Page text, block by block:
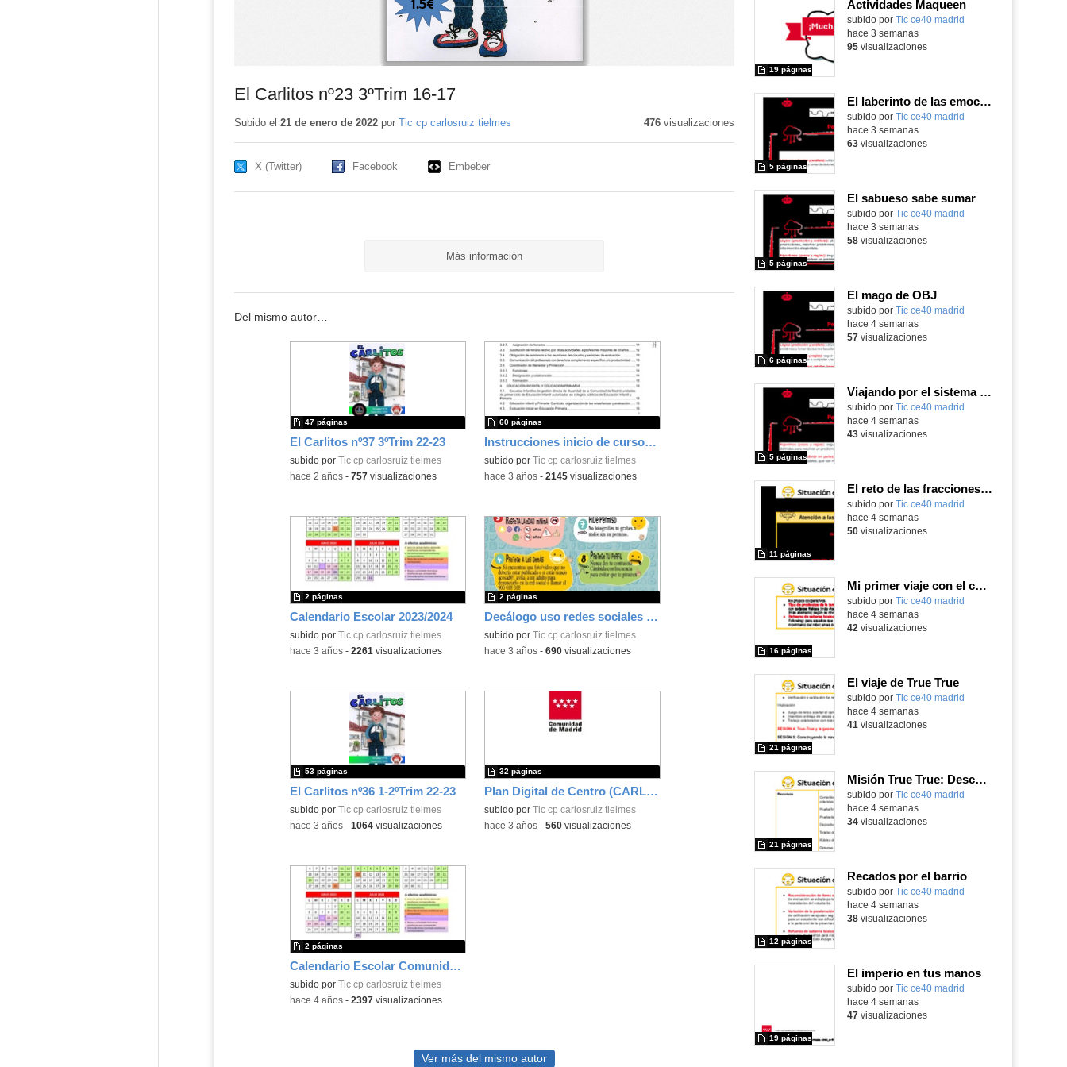
El Carlitos nº23 3ºTrim 16-17
Subido el 21 de enero de 2022por Tic cp carlosruiz tielmes 476visualizaciones
X (Twitter) Facebook Embeber
Más información
Del mismo autor…
El Carlitos nº37 3ºTrim 22-23
subido por Tic cp carlosruiz tielmes
47 páginas
-hace 2 años- 757visualizaciones
Instrucciones inicio de curso 2023/2024
subido por Tic cp carlosruiz tielmes
60 páginas
-hace 3 años- 2145visualizaciones
Calendario Escolar 2023/2024
subido por Tic cp carlosruiz tielmes
2 páginas
-hace 3 años- 2261 visualizaciones
Decálogo uso redes sociales (Tielmes)
subido por Tic cp carlosruiz tielmes
2 páginas
-hace 3 años- 690visualizaciones
El Carlitos nº36 1-2ºTrim 22-23
subido por Tic cp carlosruiz tielmes
53 páginas
-hace 3 años- 1064visualizaciones
Plan Digital de Centro (CARLOS RUIZ)
subido por Tic cp carlosruiz tielmes
32 páginas
-hace 3 años- 560visualizaciones
Calendario Escolar Comunidad de Madrid 22/23
subido por Tic cp carlosruiz tielmes
2 páginas
-hace 4 años- 2397visualizaciones
Ver más del mismo autor
Actividades Maqueen
Contenido educativo.
subido por Tic ce40 madrid
19 páginas
hace 3 semanas
95visualizaciones
El laberinto de las emociones
subido por Tic ce40 madrid
5 páginas
hace 3 semanas
63visualizaciones
El sabueso sabe sumar
subido por Tic ce40 madrid
5 páginas
hace 3 semanas
58visualizaciones
El mago de OBJ
subido por Tic ce40 madrid
6 páginas
hace 4 semanas
57visualizaciones
Viajando por el sistema solar
subido por Tic ce40 madrid
5 páginas
hace 4 semanas
43visualizaciones
El reto de las fracciones luminosas
subido por Tic ce40 madrid
11 páginas
hace 4 semanas
50visualizaciones
Mi primer viaje con el caballero de la Mancha
subido por Tic ce40 madrid
16 páginas
hace 4 semanas
42 visualizaciones
El viaje de True True
subido por Tic ce40 madrid
21 páginas
hace 4 semanas
41 visualizaciones
Misión True True: Descubriendo el Sistema Solar
subido por Tic ce40 madrid
21 páginas
hace 4 semanas
34visualizaciones
Recados por el barrio
subido por Tic ce40 madrid
12 páginas
hace 4 semanas
38visualizaciones
El imperio en tus manos
subido por Tic ce40 madrid
19 páginas
hace 4 semanas
47visualizaciones